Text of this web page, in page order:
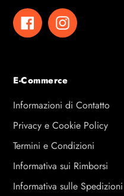
FacebookInstagram
E-Commerce
Informazioni di Contatto
Privacy e Cookie Policy
Termini e Condizioni
Informativa sui Rimborsi
Informativa sulle Spedizioni